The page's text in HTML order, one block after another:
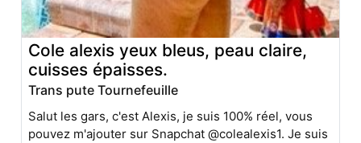
Cole alexis yeux bleus, peau claire,
cuisses épaisses.
Trans pute Tournefeuille
Salut les gars, c'est Alexis, je suis 100% réel, vous
pouvez m'ajouter sur Snapchat @colealexis1. Je suis